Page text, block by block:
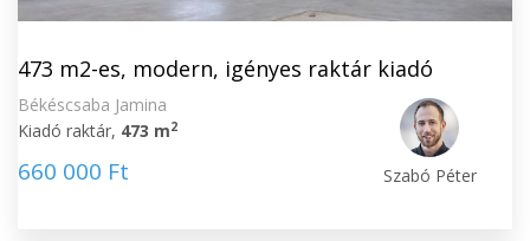
473 m2-es, modern, igényes raktár kiadó
Békéscsaba Jamina
Kiadó raktár, 473 m2
660 000 Ft Szabó Péter